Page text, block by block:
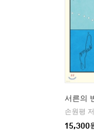
서른의
손원평 저
15,300